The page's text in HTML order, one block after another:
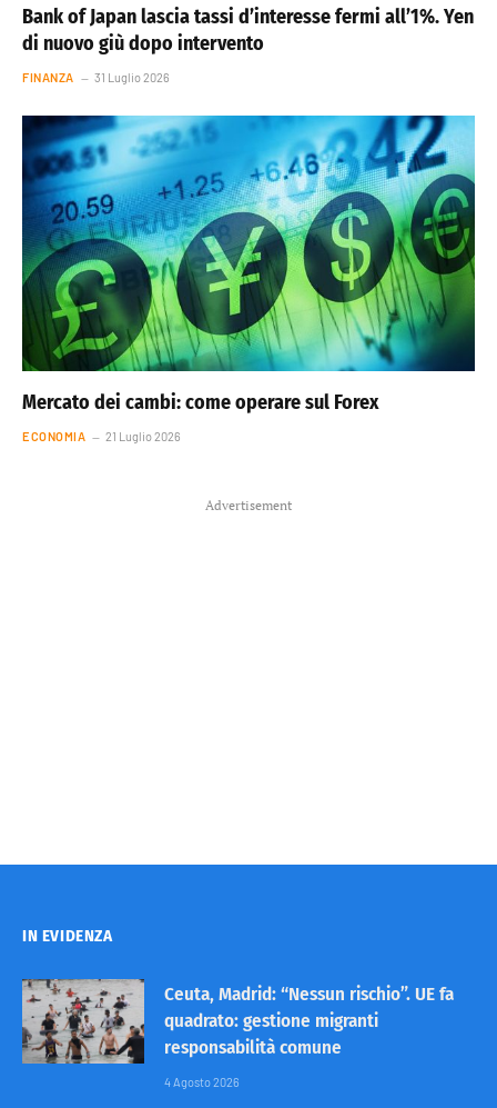
Bank of Japan lascia tassi d’interesse fermi all’1%. Yen
di nuovo giù dopo intervento
FINANZA 31 Luglio 2026
Mercato dei cambi: come operare sul Forex
ECONOMIA 21 Luglio 2026
Advertisement
IN EVIDENZA
Ceuta, Madrid: “Nessun rischio”. UE fa
quadrato: gestione migranti
responsabilità comune
4 Agosto 2026